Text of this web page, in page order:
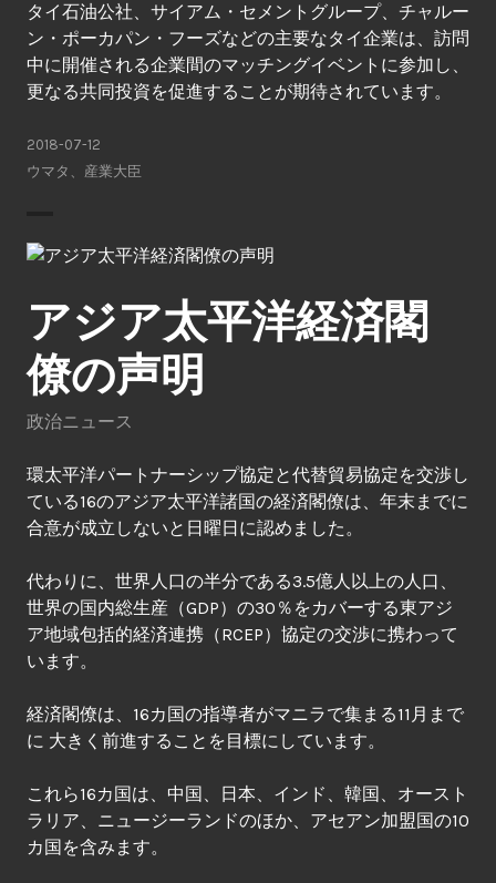
タイ石油公社、サイアム・セメントグループ、チャルー
ン・ポーカパン・フーズなどの主要なタイ企業は、訪問
中に開催される企業間のマッチングイベントに参加し、
更なる共同投資を促進することが期待されています。
2018-07-12
ウマタ 、 産業大臣
アジア太平洋経済閣
僚の声明
政治ニュース
環太平洋パートナーシップ協定と代替貿易協定を交渉し
ている16のアジア太平洋諸国の経済閣僚は、年末までに
合意が成立しないと日曜日に認めました。
代わりに、世界人口の半分である3.5億人以上の人口、
世界の国内総生産（GDP）の30％をカバーする東アジ
ア地域包括的経済連携（RCEP）協定の交渉に携わって
います。
経済閣僚は、16カ国の指導者がマニラで集まる11月まで
に 大きく前進することを目標にしています。
これら16カ国は、中国、日本、インド、韓国、オースト
ラリア、ニュージーランドのほか、アセアン加盟国の10
カ国を含みます。